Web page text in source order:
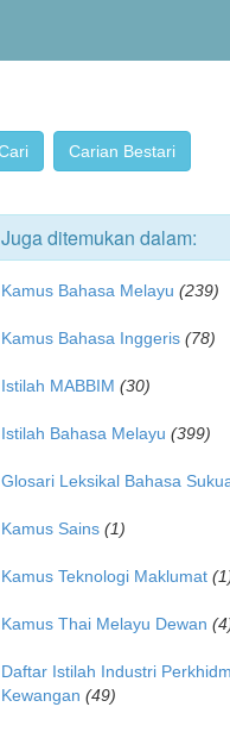
Juga ditemukan dalam:
Kamus Bahasa Melayu (239)
Kamus Bahasa Inggeris (78)
Istilah MABBIM (30)
Istilah Bahasa Melayu (399)
Glosari Leksikal Bahasa
Kamus Sains (1)
Kamus Teknologi Maklumat
Kamus Thai Melayu Dewan
Daftar Istilah Industri
Kewangan (49)